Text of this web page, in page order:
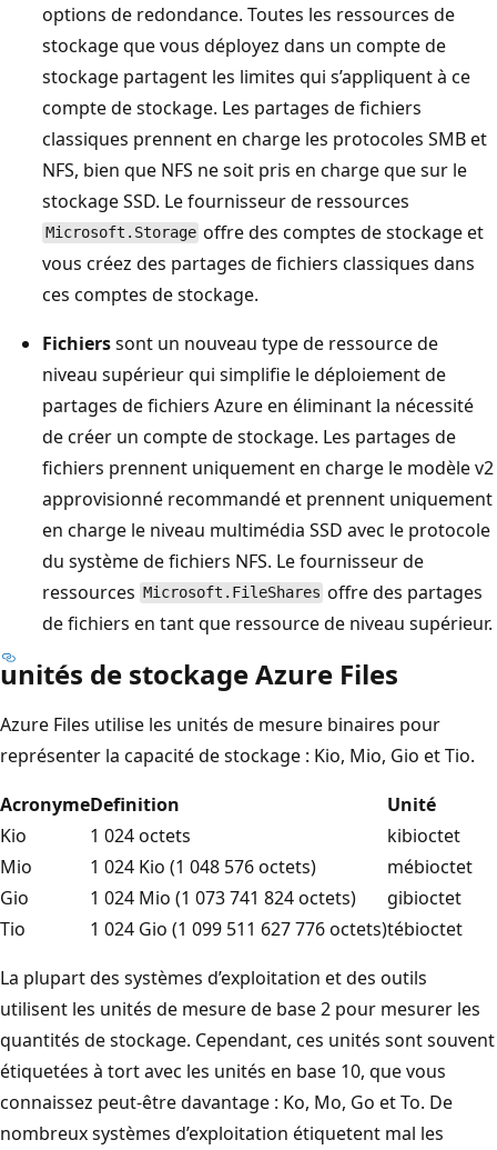
options de redondance. Toutes les ressources de
stockage que vous déployez dans un compte de
stockage partagent les limites qui s’appliquent à ce
compte de stockage. Les partages de fichiers
classiques prennent en charge les protocoles SMB et
NFS, bien que NFS ne soit pris en charge que sur le
stockage SSD. Le fournisseur de ressources
Microsoft.Storage offre des comptes de stockage et
vous créez des partages de fichiers classiques dans
ces comptes de stockage.
Fichierssont un nouveau type de ressource de
niveau supérieur qui simplifie le déploiement de
partages de fichiers Azure en éliminant la nécessité
de créer un compte de stockage. Les partages de
fichiers prennent uniquement en charge le modèle v2
approvisionné recommandé et prennent uniquement
en charge le niveau multimédia SSD avec le protocole
du système de fichiers NFS. Le fournisseur de
ressources Microsoft.FileShares offre des partages
de fichiers en tant que ressource de niveau supérieur.
unités de stockage Azure Files
Azure Files utilise les unités de mesure binaires pour
représenter la capacité de stockage : Kio, Mio, Gio et Tio.
AcronymeDefinition
Unité
Kio
1 024 octets
kibioctet
Mio
1 024 Kio (1 048 576 octets)
mébioctet
Gio
1 024 Mio (1 073 741 824 octets)
gibioctet
Tio
1 024 Gio (1 099 511 627 776 octets)tébioctet
La plupart des systèmes d’exploitation et des outils
utilisent les unités de mesure de base 2 pour mesurer les
quantités de stockage. Cependant, ces unités sont souvent
étiquetées à tort avec les unités en base 10, que vous
connaissez peut-être davantage : Ko, Mo, Go et To. De
nombreux systèmes d’exploitation étiquetent mal les